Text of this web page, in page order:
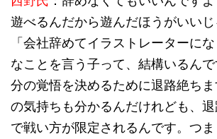
遊べるんだから遊んだほうがいいじ
「会社辞めてイラストレーターに
なことを言う子って、結構いるん
分の覚悟を決めるために退路絶ち
の気持ちも分かるんだけれども、
で戦い方が限定されるんです。つ